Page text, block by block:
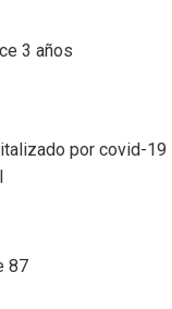
3 años
por covid-19
87